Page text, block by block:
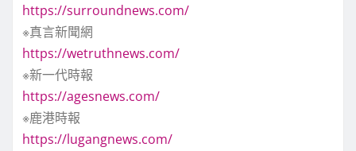
https://surroundnews.com/
※真言新聞網
https://wetruthnews.com/
※新一代時報
https://agesnews.com/
※鹿港時報
https://lugangnews.com/